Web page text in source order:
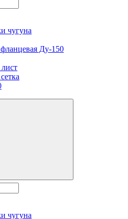
чугуна
Ду-150
чугуна